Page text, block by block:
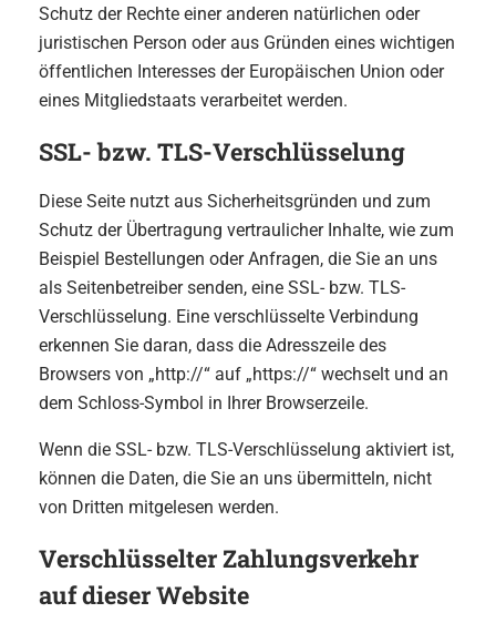
Schutz der Rechte einer anderen natürlichen oder
juristischen Person oder aus Gründen eines wichtigen
öffentlichen Interesses der Europäischen Union oder
eines Mitgliedstaats verarbeitet werden.
SSL- bzw. TLS-Verschlüsselung
Diese Seite nutzt aus Sicherheitsgründen und zum
Schutz der Übertragung vertraulicher Inhalte, wie zum
Beispiel Bestellungen oder Anfragen, die Sie an uns
als Seitenbetreiber senden, eine SSL- bzw. TLS-
Verschlüsselung. Eine verschlüsselte Verbindung
erkennen Sie daran, dass die Adresszeile des
Browsers von „http://“ auf „https://“ wechselt und an
dem Schloss-Symbol in Ihrer Browserzeile.
Wenn die SSL- bzw. TLS-Verschlüsselung aktiviert ist,
können die Daten, die Sie an uns übermitteln, nicht
von Dritten mitgelesen werden.
Verschlüsselter Zahlungsverkehr
auf dieser Website